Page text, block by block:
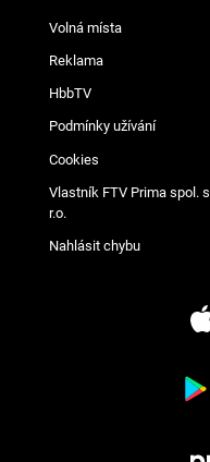
Volná místa
Reklama
HbbTV
Podmínky užívání
Cookies
Vlastník FTV Prima spol. s
r.o.
Nahlásit chybu